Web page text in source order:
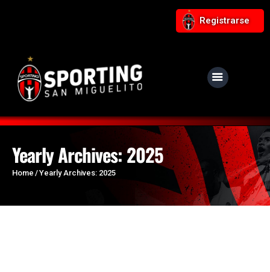
Registrarse
Yearly Archives: 2025
Home Yearly Archives: 2025
NUESTRO CLUB
Noticias
Responsabilidad Social
Contáctanos